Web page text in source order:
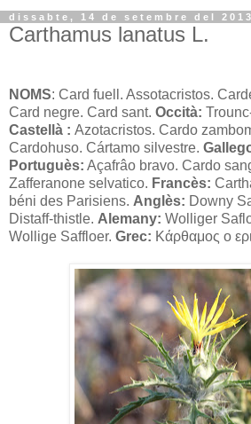
dissabte, 14 de setembre del 2013
Carthamus lanatus L.
NOMS: Card fuell. Assotacristos.
Card negre. Card sant. Occità:
Castellà : Azotacristos. Cardo
Cardohuso. Cártamo silvestre.
Portuguès: Açafrâo bravo. Cardo
Zafferanone selvatico. Francès:
béni des Parisiens. Anglès: Downy
Distaff-thistle. Alemany: Wolliger
Wollige Saffloer. Grec: Κάρθαμος ο